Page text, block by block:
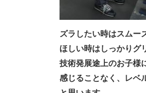
ズラしたい時はスムー
ほしい時はしっかりグ
技術発展途上のお子様
感じることなく、
レベ